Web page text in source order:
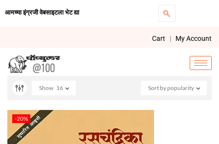
आमच्या इंग्रजी वेबसाइटला भेट द्या
Cart | My Account
Sort by popularity
Show 16
-20%